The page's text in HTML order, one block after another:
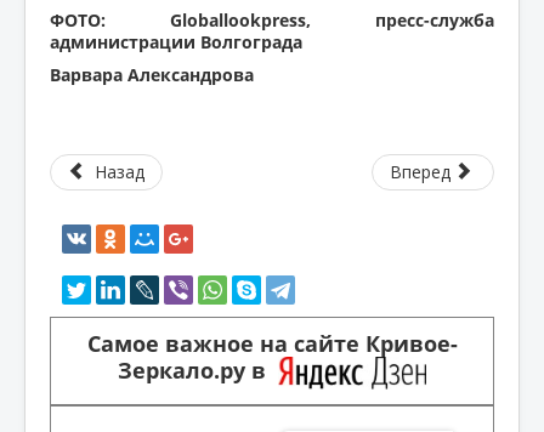
ФОТО: Globallookpress, пресс-служба
администрации Волгограда
Варвара Александрова
Назад Вперед
Самое важное на сайте Кривое-
Зеркало.ру в